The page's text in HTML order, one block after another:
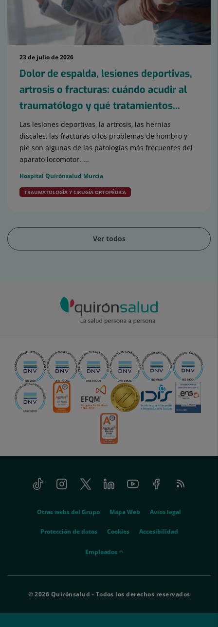
23 de julio de 2026
Dolor de espalda, lesiones deportivas,
artrosis o fracturas: cuándo acudir al
traumatólogo y qué tratamientos...
Las lesiones deportivas, la artrosis, las hernias
discales, las fracturas o los problemas de hombro y
pie son algunas de las patologías más frecuentes del
aparato locomotor. ...
Hospital Quirónsalud Murcia
TRAUMATOLOGÍA Y CIRUGÍA ORTOPÉDICA
Ver todos
Tiktok InstagramTwitter LinkedinYoutube FacebookFeed
RSS
Otras webs del Grupo Mapa Web Aviso legal
Protección de datos Cookies Accesibilidad
empleados
Empleados
© 2026 Quirónsalud - Todos los derechos reservados